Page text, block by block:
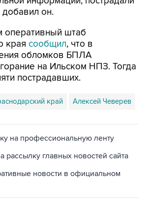
он.
оперативный штаб
края сообщил, что в
обломков БПЛА
на Ильском НПЗ. Тогда
пострадавших.
край Алексей Чеверев
на профессиональную ленту
рассылку главных новостей сайта
новости в официальном